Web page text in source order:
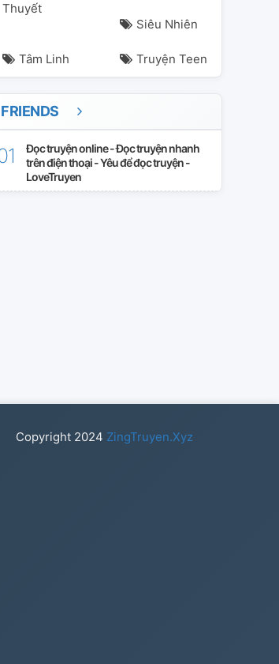
Thuyết
Siêu Nhiên
Tâm Linh Truyện Teen
FRIENDS
Đọc truyện online - Đọc truyện nhanh
trên điện thoại - Yêu để đọc truyện -
LoveTruyen
Copyright 2024 ZingTruyen.Xyz